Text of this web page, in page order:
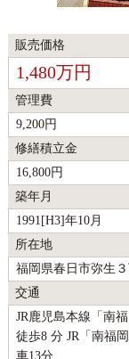
販売価格
1,480万円
管理費
9,200円
修繕積立金
16,800円
築年月
1991[H3]年10月
所在地
福岡県春日市弥生
交通
JR鹿児島本線「南
徒歩8 分 JR「南福
車13分